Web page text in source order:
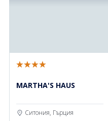
MARTHA'S HAUS
Ситония, Гърция